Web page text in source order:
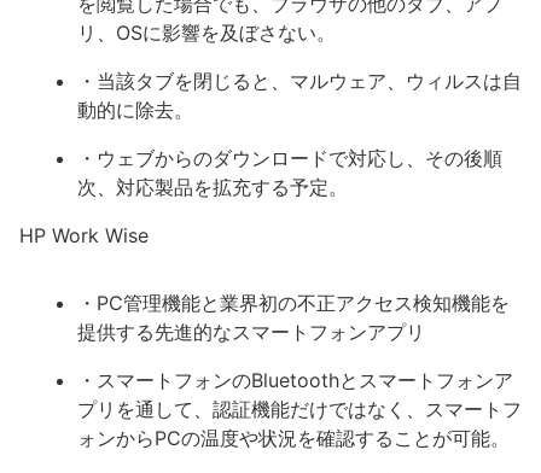
リ、OSに影響を及ぼさない。
・当該タブを閉じると、マルウェア、ウィルスは自
動的に除去。
・ウェブからのダウンロードで対応し、その後順
次、対応製品を拡充する予定。
HP Work Wise
・PC管理機能と業界初の不正アクセス検知機能を
提供する先進的なスマートフォンアプリ
・スマートフォンのBluetoothとスマートフォンア
プリを通して、認証機能だけではなく、スマートフ
ォンからPCの温度や状況を確認することが可能。